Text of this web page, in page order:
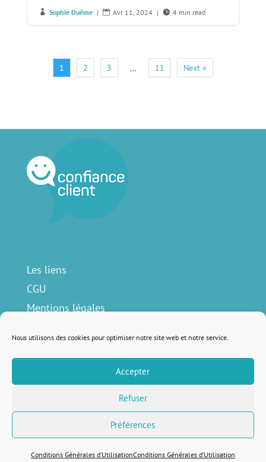
Nous utilisons des cookies pour optimiser notre site web et notre service.
Accepter
Refuser
Préférences
Conditions Générales d’UtilisationConditions Générales d’Utilisation
 Sophie Duême |  Avr 11, 2024 |  4 min read
1 2 3 … 11 Next »
Les liens
CGU
Mentions légales
Remis au goût du jour avec♥ parLola Lattard